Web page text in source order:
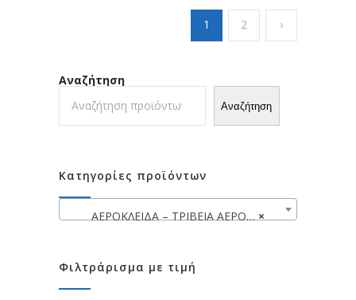
1 2 ›
Αναζήτηση
Αναζήτηση
Κατηγορίες προϊόντων
×
ΑΕΡΟΚΛΕΙΔΑ – ΤΡΙΒΕΙΑ ΑΕΡΟΣ – ΑΕΡΟΚΟΠΙΔΑ
Φιλτράρισμα με τιμή